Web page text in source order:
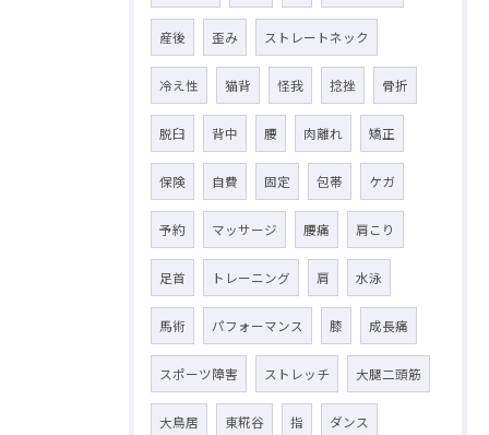
産後 歪み ストレートネック
冷え性 猫背 怪我 捻挫 骨折
脱臼 背中 腰 肉離れ 矯正
保険 自費 固定 包帯 ケガ
予約 マッサージ 腰痛 肩こり
足首 トレーニング 肩 水泳
馬術 パフォーマンス 膝 成長痛
スポーツ障害 ストレッチ 大腿二頭筋
大鳥居 東糀谷 指 ダンス